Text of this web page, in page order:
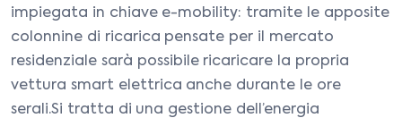
impiegata in chiave e-mobility: tramite le apposite
colonnine di ricarica pensate per il mercato
residenziale sarà possibile ricaricare la propria
vettura smart elettrica anche durante le ore
serali.Si tratta di una gestione dell’energia